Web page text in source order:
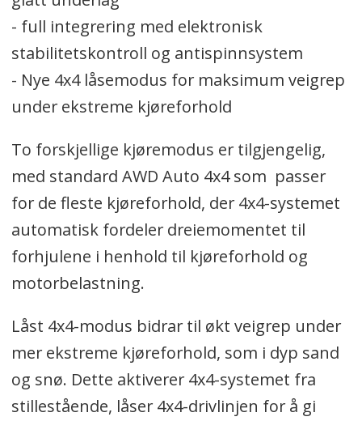
- full integrering med elektronisk
stabilitetskontroll og antispinnsystem
- Nye 4x4 låsemodus for maksimum veigrep
under ekstreme kjøreforhold
To forskjellige kjøremodus er tilgjengelig,
med standard AWD Auto 4x4 som passer
for de fleste kjøreforhold, der 4x4-systemet
automatisk fordeler dreiemomentet til
forhjulene i henhold til kjøreforhold og
motorbelastning.
Låst 4x4-modus bidrar til økt veigrep under
mer ekstreme kjøreforhold, som i dyp sand
og snø. Dette aktiverer 4x4-systemet fra
stillestående, låser 4x4-drivlinjen for å gi